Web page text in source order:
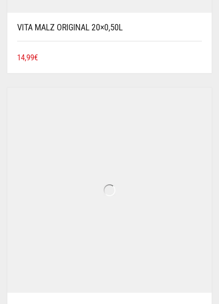
VITA MALZ ORIGINAL 20×0,50L
14,99€